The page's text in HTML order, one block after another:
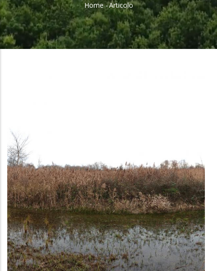
Briciole
Di
Pane
Home -Articolo